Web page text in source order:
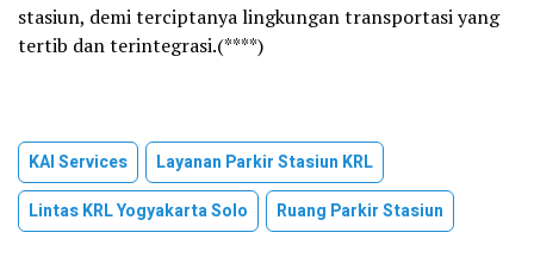
stasiun, demi terciptanya lingkungan transportasi yang
tertib dan terintegrasi.(****)
KAI Services
Layanan Parkir Stasiun KRL
Lintas KRL Yogyakarta Solo
Ruang Parkir Stasiun